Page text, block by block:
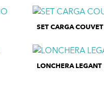
SET CARGA COUVET
LONCHERA LEGANT